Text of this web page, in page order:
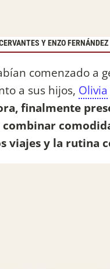
Y ENZO FERNÁNDEZ
comenzado a
a sus hijos, Olivia
finalmente
viajes y la rutina